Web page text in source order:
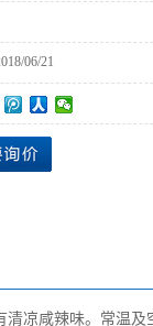
06/21
凉咸辣味。常温